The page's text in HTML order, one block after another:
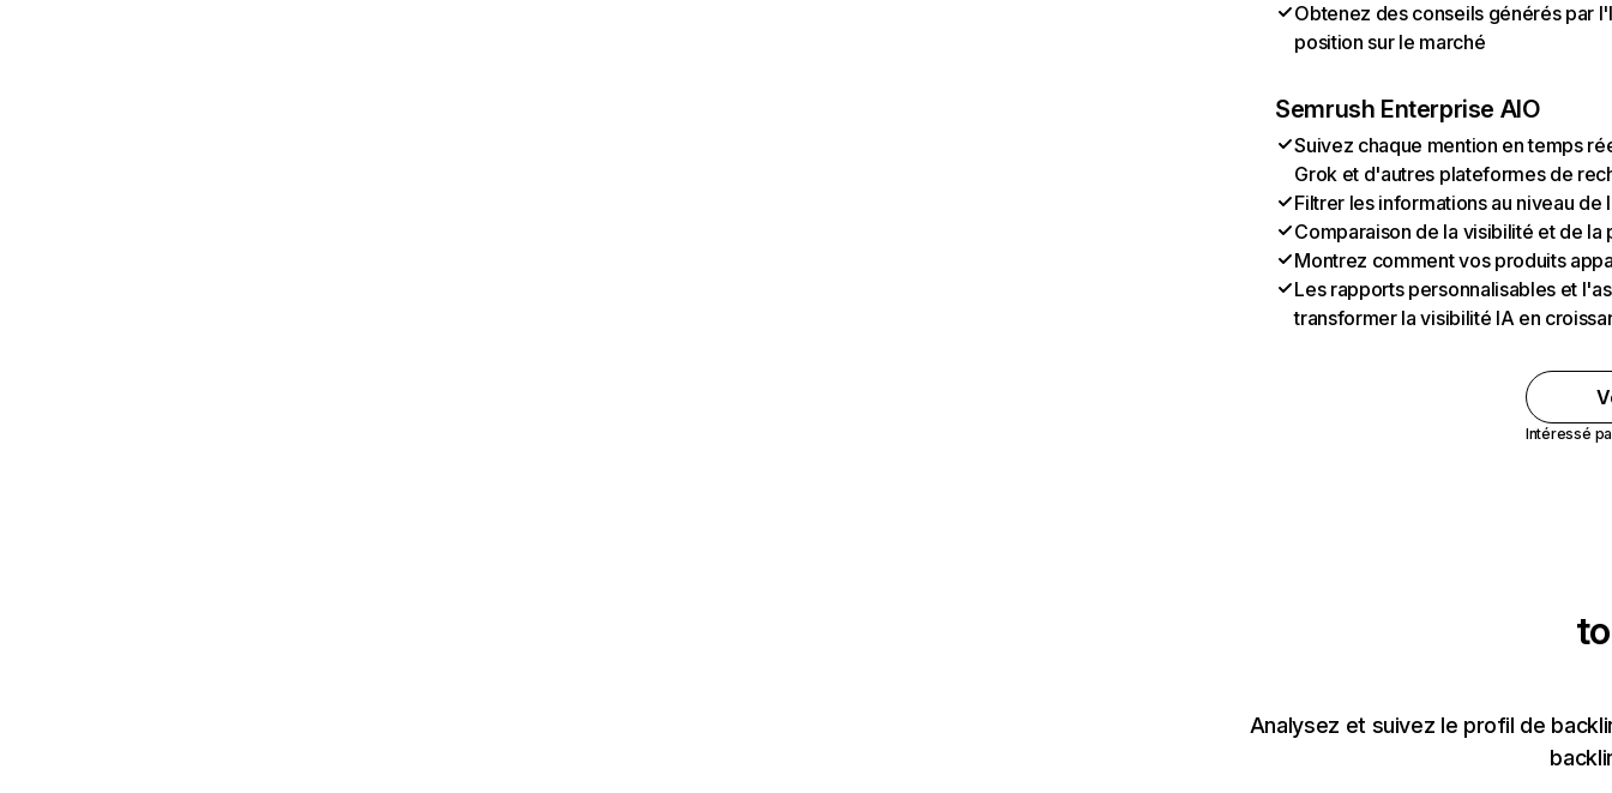
Obtenez des conseils générés par
position sur le marché
Semrush Enterprise AIO
Suivez chaque mention en temps
Grok et d'autres plateformes de
Filtrer les informations au niveau
Comparaison de la visibilité et de
Montrez comment vos produits
Les rapports personnalisables et
transformer la visibilité IA en
Intéressé
Analysez et suivez le profil de